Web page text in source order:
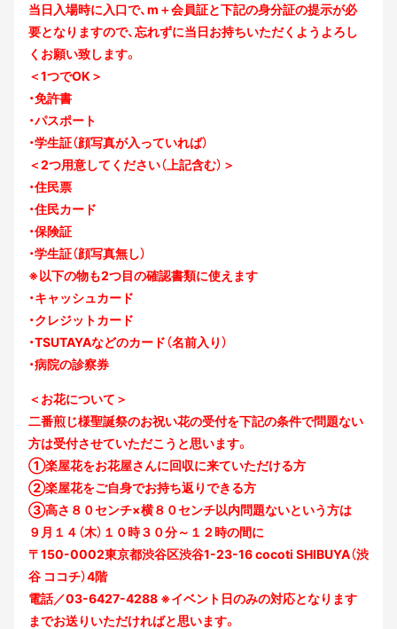
当日入場時に入口で、m＋会員証と下記の身分証の提示が必
要となりますので、忘れずに当日お持ちいただくようよろし
くお願い致します。
＜1つでOK＞
・免許書
・パスポート
・学生証（顔写真が入っていれば）
＜2つ用意してください（上記含む）＞
・住民票
・住民カード
・保険証
・学生証（顔写真無し）
※以下の物も2つ目の確認書類に使えます
・キャッシュカード
・クレジットカード
・TSUTAYAなどのカード（名前入り）
・病院の診察券
＜お花について＞
二番煎じ様聖誕祭のお祝い花の受付を下記の条件で問題ない
方は受付させていただこうと思います。
①楽屋花をお花屋さんに回収に来ていただける方
②楽屋花をご自身でお持ち返りできる方
③高さ８０センチ×横８０センチ以内問題ないという方は
９月１４（木）１０時３０分～１２時の間に
〒150-0002東京都渋谷区渋谷1-23-16 cocoti SHIBUYA（渋
谷 ココチ）4階
電話／03-6427-4288 ※イベント日のみの対応となります
までお送りいただければと思います。